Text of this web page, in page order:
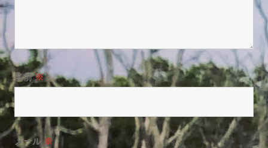
名前※
メール※